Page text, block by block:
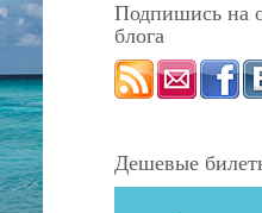
Подпишись на
блога
Дешевые